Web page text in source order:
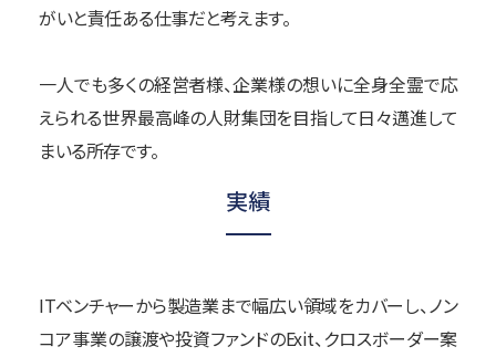
がいと責任ある仕事だと考えます。
一人でも多くの経営者様、企業様の想いに全身全霊で応
えられる世界最高峰の人財集団を目指して日々邁進して
まいる所存です。
実績
ITベンチャーから製造業まで幅広い領域をカバーし、ノン
コア事業の譲渡や投資ファンドのExit、クロスボーダー案